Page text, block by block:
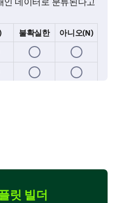
불확실한
아니오(N)
릿 빌더